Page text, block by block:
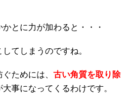
とに力が加わると・・・
てしまうのですね。
ためには、 古い角質を取り除
事になってくるわけです。